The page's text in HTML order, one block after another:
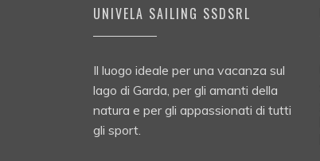
UNIVELA SAILING SSDSRL
Il luogo ideale per una vacanza sul
lago di Garda, per gli amanti della
natura e per gli appassionati di tutti
gli sport.